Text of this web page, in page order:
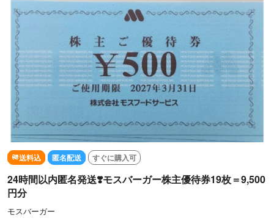
送料込 匿名配送 すぐに購入可
24時間以内匿名発送❣️モスバーガー株主優待券19枚＝9,500
円分
モスバーガー